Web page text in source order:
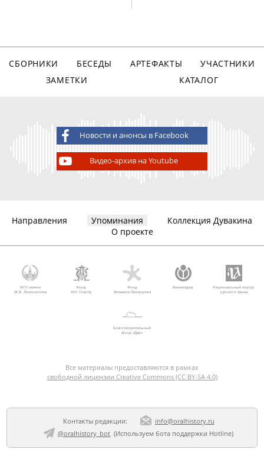
СБОРНИКИ БЕСЕДЫ АРТЕФАКТЫ
УЧАСТНИКИ
ЗАМЕТКИ
КАТАЛОГ
Новости и анонсы в Facebook
Видео-архив на Youtube
Направления Упоминания
Коллекция Дувакина
О проекте
МГУ имени
М.В. Ломоносова
Фонд
AVC Charity
Фонд
Михаила Прохорова
Викимедиа
Национальный корпус
русского языка
Благотворительный
фонд «Дар»
Все материалы предоставляются в рамках
свободной лицензии Creative Commons (CC BY-SA 4.0)
Контакты редакции:
info@oralhistory.ru
@oralhistory_bot (Используембота поддержки Hotline)